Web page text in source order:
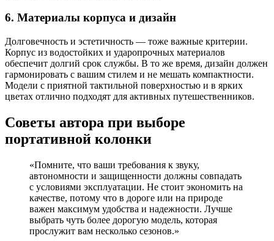
6. Материалы корпуса и дизайн
Долговечность и эстетичность — тоже важные критерии.
Корпус из водостойких и ударопрочных материалов
обеспечит долгий срок службы. В то же время, дизайн должен
гармонировать с вашим стилем и не мешать компактности.
Модели с приятной тактильной поверхностью и в ярких
цветах отлично подходят для активных путешественников.
Советы автора при выборе
портативной колонки
«Помните, что ваши требования к звуку,
автономности и защищенности должны совпадать
с условиями эксплуатации. Не стоит экономить на
качестве, потому что в дороге или на природе
важен максимум удобства и надежности. Лучше
выбрать чуть более дорогую модель, которая
прослужит вам несколько сезонов.»